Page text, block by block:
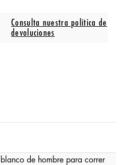
Consulta nuestra política de
devoluciones
de hombre para correr